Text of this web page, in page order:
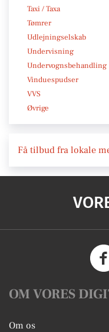
Taxi / Taxa
Tømrer
Udlejningselskab
Undervisning
Undervognsbehandling
Vinduespudser
VVS
Øvrige
Få tilbud fra lokale
OM VORES
Om os